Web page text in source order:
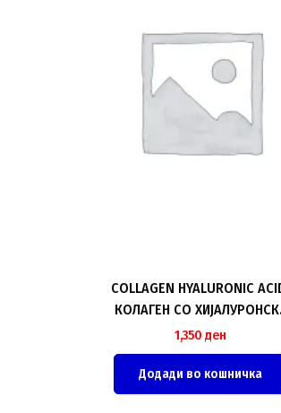
COLLAGEN HYALURONIC ACID,
КОЛАГЕН СО
КИСЕЛИНА, 500ml
1,350 ден
Додади во кошничка